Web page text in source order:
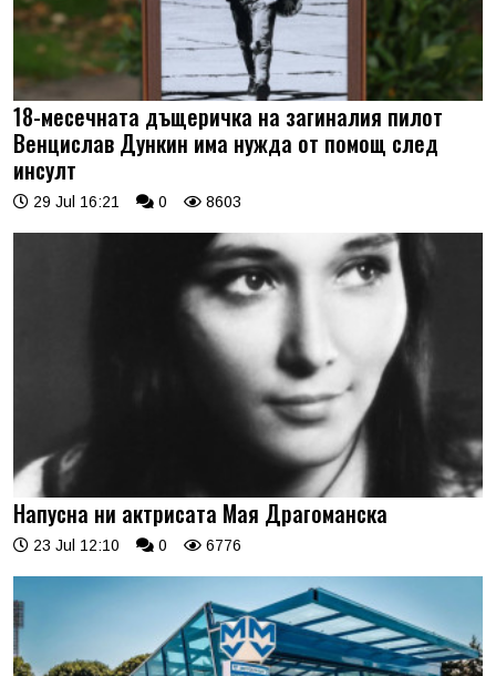
18-месечната дъщеричка на загиналия пилот
Венцислав Дункин има нужда от помощ след
инсулт
29 Jul 16:21 0 8603
Напусна ни актрисата Мая Драгоманска
23 Jul 12:10 0 6776